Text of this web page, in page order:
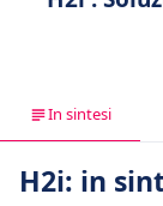
In sintesi
H2i: in